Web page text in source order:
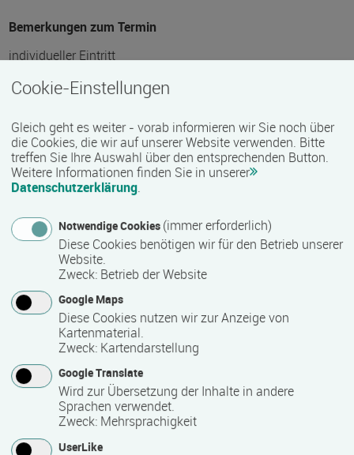
Bemerkungen zum Termin
individueller Eintritt
1
Maximale Teilnehmerzahl
12
Teilnahmegebühr
0,00 €
Hinweis des Datenbankbetreibers: Bitte erfragen Sie beim
Anbieter eventuell auftretende Nebenkosten!
Fördermöglichkeiten
Bildungsgutschein
Cookie-Einstellungen
Gleich geht es weiter - vorab informieren wir Sie noch über
die Cookies, die wir auf unserer Website verwenden. Bitte
treffen Sie Ihre Auswahl über den entsprechenden Button.
Weitere Informationen finden Sie in unserer
Datenschutzerklärung.
Notwendige Cookies (immer erforderlich)
Diese Cookies benötigen wir für den Betrieb unserer
Website.
Zweck: Betrieb der Website
Google Maps
Diese Cookies nutzen wir zur Anzeige von
Kartenmaterial.
Zweck: Kartendarstellung
Google Translate
Wird zur Übersetzung der Inhalte in andere
Sprachen verwendet.
Zweck: Mehrsprachigkeit
UserLike